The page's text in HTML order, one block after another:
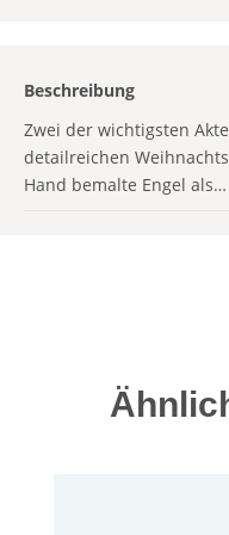
Beschreibung
Zwei der wichtigsten
detailreichen
Hand bemalte Engel als…
Produktgalerie